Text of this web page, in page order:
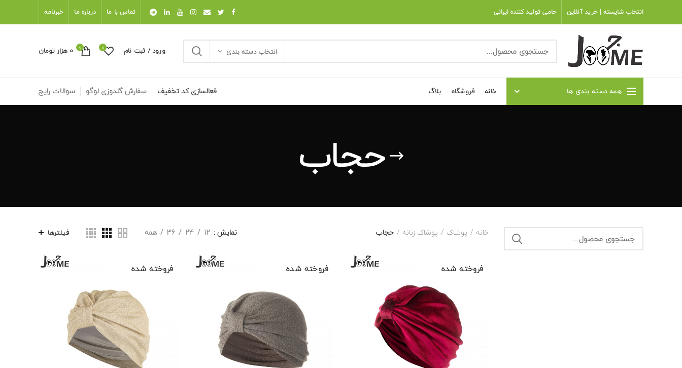
انتخاب شایسته | خرید آنلاین حامی تولید کننده ایرانی تماس با ما درباره ما خبرنامه
انتخاب دسته بندی ورود / ثبت نام 0
0
0 هزار تومان
همه دسته بندی ها خانه فروشگاه بلاگ فعالسازی کد تخفیف سفارش گلدوزی لوگو سوالات رایج
حجاب
خانه پوشاک پوشاک زنانه حجاب نمایش 12
24
36 همه فیلترها
فروخته شده فروخته شده فروخته شده